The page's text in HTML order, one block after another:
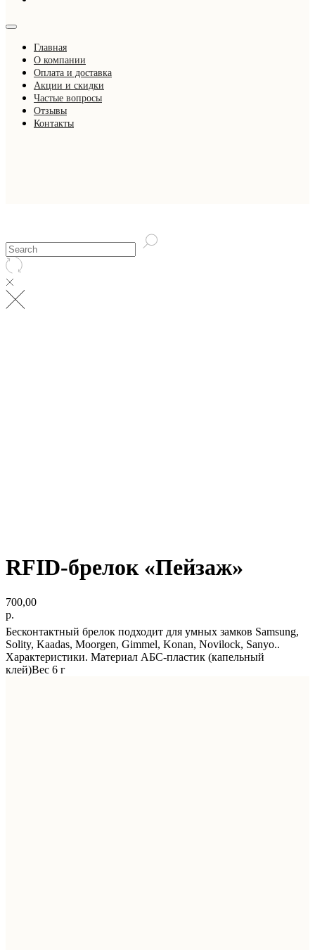
Главная
О компании
Оплата и доставка
Акции и скидки
Частые вопросы
Отзывы
Контакты
RFID-брелок «Пейзаж»
700,00
р.
Бесконтактный брелок подходит для умных замков Samsung,
Solity, Kaadas, Moorgen, Gimmel, Konan, Novilock, Sanyo..
Характеристики. Материал АБС-пластик (капельный
клей)Вес 6 г